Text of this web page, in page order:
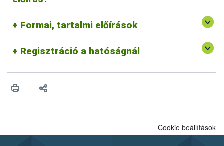
Formai, tartalmi előírások
keszitmeny-webshop
*A 2019/6 EU rendelet 104. cikkének 5. bekezdése szerint
Regisztráció a hatóságnál
A Nébih adatkezelési tájékoztatója az alábbi oldalon érhető
el:
http://portal.nebih.gov.hu/adatkezelesi-tajekoztato
Cookie beállítások